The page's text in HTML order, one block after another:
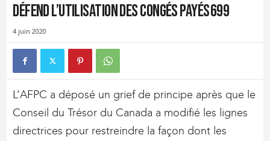
défend l’utilisation des congés payés 699
4 juin 2020
L’AFPC a déposé un grief de principe après que le
Conseil du Trésor du Canada a modifié les lignes
directrices pour restreindre la façon dont les